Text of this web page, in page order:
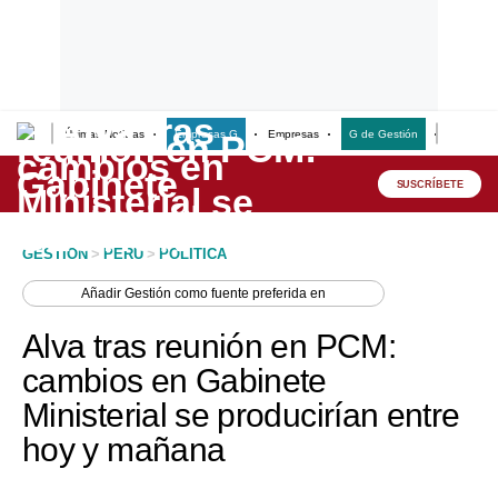
Últimas Noticias Empresas G Empresas G de Gestión
Lo último
Peru Quiosco
Economía
Mercados
Perú
SUSCRÍBETE
GESTION > PERU > POLITICA
AñadirGestión como fuente preferida en
Alva tras reunión en PCM:
cambios en Gabinete
Ministerial se producirían entre
hoy y mañana